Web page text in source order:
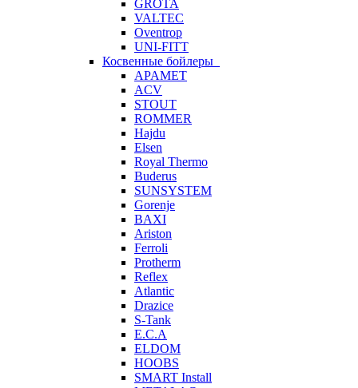
GROTA
VALTEC
Oventrop
UNI-FITT
Косвенные бойлеры
APAMET
ACV
STOUT
ROMMER
Hajdu
Elsen
Royal Thermo
Buderus
SUNSYSTEM
Gorenje
BAXI
Ariston
Ferroli
Protherm
Reflex
Atlantic
Drazice
S-Tank
E.C.A
ELDOM
HOOBS
SMART Install